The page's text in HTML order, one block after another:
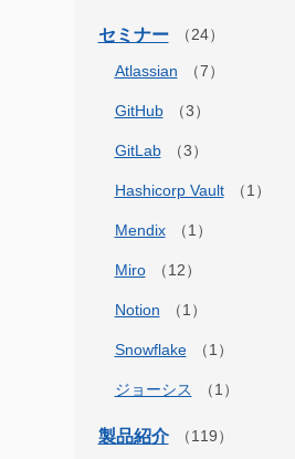
セミナー
Atlassian
GitHub
GitLab
Hashicorp Vault
Mendix
Miro
Notion
Snowflake
ジョーシス
製品紹介